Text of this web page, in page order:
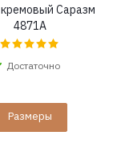
Саразм
4871A
Достаточно
Размеры